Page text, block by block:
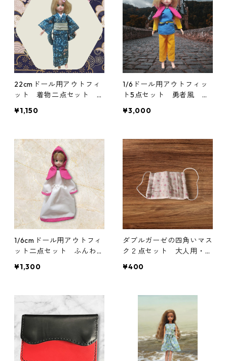
22cmドール用アウトフィ
ット 着物二点セット 青
ック クール系
¥1,150
1/6ドール用アウトフィッ
ト5点セット 勇者風 一
¥3,000
1/6cmドール用アウトフィ
ット二点セット ふんわり
セット RPGキャラ風 魔
¥1,300
ダブルガーゼの四角いマス
ク２点セット 大人用・子
¥400